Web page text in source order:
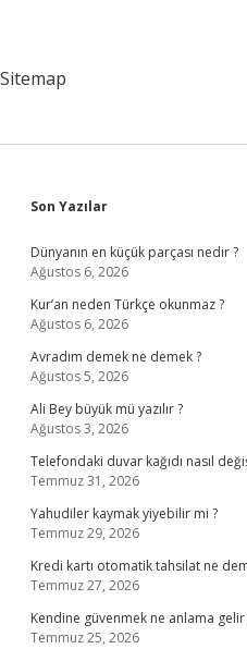
Sitemap
Sidebar
Son Yazılar
Dünyanın en küçük parçası nedir ?
Ağustos 6, 2026
Kur’an neden Türkçe okunmaz ?
Ağustos 6, 2026
Avradım demek ne demek ?
Ağustos 5, 2026
Ali Bey büyük mü yazılır ?
Ağustos 3, 2026
Telefondaki duvar kağıdı nasıl
Temmuz 31, 2026
Yahudiler kaymak yiyebilir mi ?
Temmuz 29, 2026
Kredi kartı otomatik tahsilat ne
Temmuz 27, 2026
Kendine güvenmek ne anlama gelir
Temmuz 25, 2026